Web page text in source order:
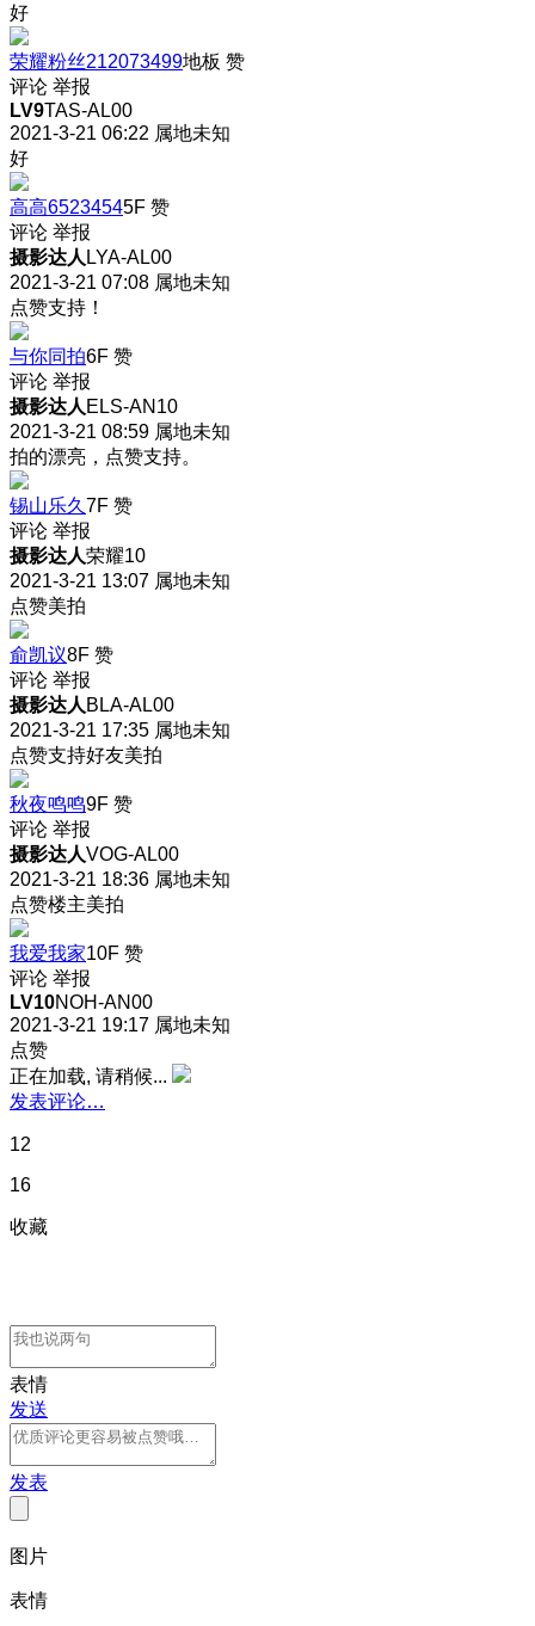
好
荣耀粉丝212073499地板 赞
评论 举报
LV9TAS-AL00
2021-3-21 06:22 属地未知
好
高高65234545F 赞
评论 举报
摄影达人 LYA-AL00
2021-3-21 07:08 属地未知
点赞支持！
与你同拍6F 赞
评论 举报
摄影达人 ELS-AN10
2021-3-21 08:59 属地未知
拍的漂亮，点赞支持。
锡山乐久 7F 赞
评论 举报
摄影达人荣耀10
2021-3-21 13:07 属地未知
点赞美拍
俞凯议8F 赞
评论 举报
摄影达人 BLA-AL00
2021-3-21 17:35 属地未知
点赞支持好友美拍
秋夜鸣鸣9F 赞
评论 举报
摄影达人VOG-AL00
2021-3-21 18:36 属地未知
点赞楼主美拍
我爱我家10F 赞
评论 举报
LV10NOH-AN00
2021-3-21 19:17 属地未知
点赞
正在加载, 请稍候...
发表评论…
12
16
收藏
表情
发送
发表
图片
表情